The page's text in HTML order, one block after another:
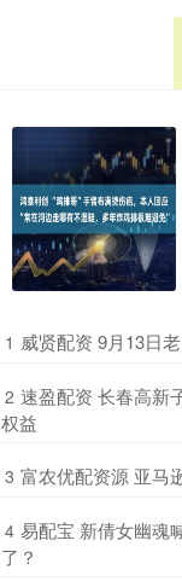
1 威贤配资 9月13日
2 速盈配资 长春高新
权益
3 富农优配资源 亚马
4 易配宝 新倩女幽魂
了？